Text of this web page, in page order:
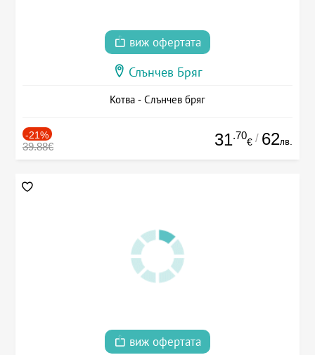
виж офертата
Слънчев Бряг
Котва - Слънчев бряг
-21%
39.88€ 31.70
€ / 62лв.
виж офертата